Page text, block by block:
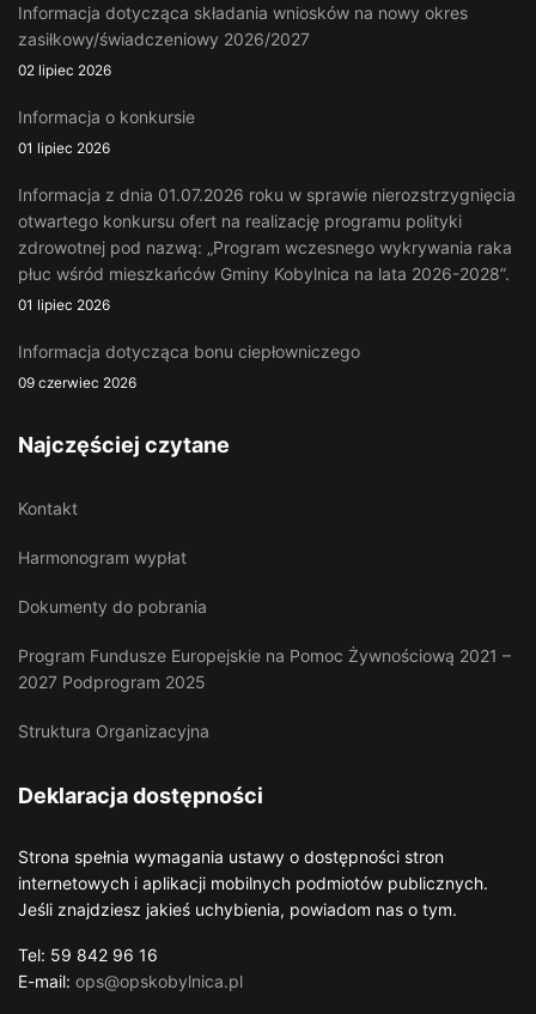
Informacja dotycząca składania wniosków na nowy okres
zasiłkowy/świadczeniowy 2026/2027
02 lipiec 2026
Informacja o konkursie
01 lipiec 2026
Informacja z dnia 01.07.2026 roku w sprawie nierozstrzygnięcia
otwartego konkursu ofert na realizację programu polityki
zdrowotnej pod nazwą: „Program wczesnego wykrywania raka
płuc wśród mieszkańców Gminy Kobylnica na lata 2026-2028”.
01 lipiec 2026
Informacja dotycząca bonu ciepłowniczego
09 czerwiec 2026
Najczęściej czytane
Kontakt
Harmonogram wypłat
Dokumenty do pobrania
Program Fundusze Europejskie na Pomoc Żywnościową 2021 –
2027 Podprogram 2025
Struktura Organizacyjna
Deklaracja dostępności
Strona spełnia wymagania ustawy o dostępności stron
internetowych i aplikacji mobilnych podmiotów publicznych.
Jeśli znajdziesz jakieś uchybienia, powiadom nas o tym.
Tel: 59 842 96 16
E-mail: ops@opskobylnica.pl